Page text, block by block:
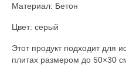
Материал: Бетон
Цвет: серый
Этот продукт подходит для
плитах размером до 50×30